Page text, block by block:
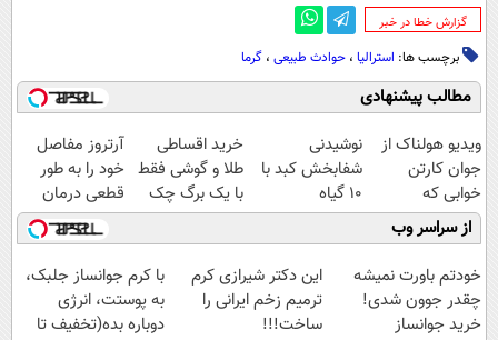
‌گزارش خطا در خبر
برچسب ها: استرالیا ، حوادث طبیعی ، گرما
مطالب پیشنهادی
ویدیو هولناک از
جوان کارتن
خوابی که
میلیاردر شد.
آموزش رایگان
نوشیدنی
شفابخش کبد با
10 گیاه
موثر(تخفیف تا
امشب)
خرید اقساطی
طلا و گوشی فقط
با یک برگ چک
صیادی
آرتروز مفاصل
خود را به طور
قطعی درمان
کنید!
◗پرسش‌نامه◖
از سراسر وب
خودتم باورت نمیشه
چقدر جوون شدی!
خرید جوانساز
این دکتر شیرازی کرم
ترمیم زخم ایرانی را
ساخت!!!
با کرم جوانساز جلبک،
به پوستت، انرژی
دوباره بده(تخفیف تا